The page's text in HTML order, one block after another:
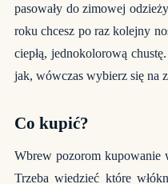
pasowały do zimowej
roku chcesz po raz kolejny
ciepłą, jednokolorową
jak, wówczas wybierz się na
Co kupić?
Wbrew pozorom kupowanie
Trzeba wiedzieć które